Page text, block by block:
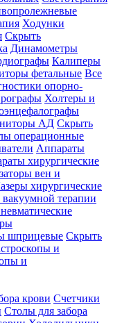
Ходунки
Скрыть
Динамометры
Калиперы
фетальные Все
опорно-
Холтеры и
АД Скрыть
операционные
Аппараты
хирургические
вен и
хирургические
терапии
шприцевые Скрыть
и
и
крови Счетчики
Столы для забора